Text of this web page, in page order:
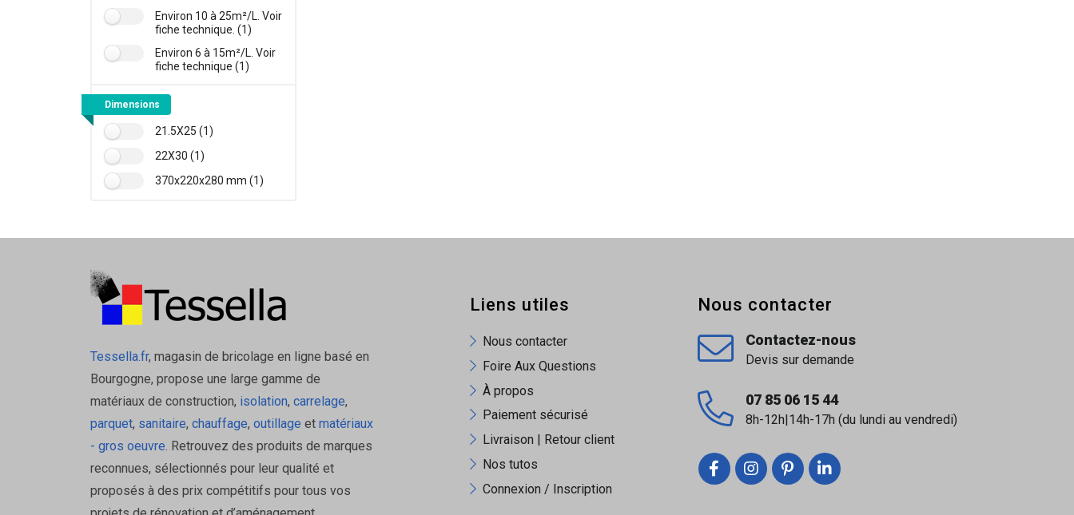
Environ 10 à 25m²/L. Voir
fiche technique. (1)
Environ 6 à 15m²/L. Voir
fiche technique (1)
Dimensions
21.5X25 (1)
22X30 (1)
370x220x280 mm (1)
Tessella.fr, magasin de bricolage en ligne basé en
Bourgogne, propose une large gamme de
matériaux de construction, isolation, carrelage,
parquet, sanitaire, chauffage, outillage et matériaux
- gros oeuvre. Retrouvez des produits de marques
reconnues, sélectionnés pour leur qualité et
proposés à des prix compétitifs pour tous vos
Liens utiles
Nous contacter
Foire Aux Questions
À propos
Paiement sécurisé
Livraison | Retour client
Nos tutos
Connexion / Inscription
Nous contacter
Contactez-nous
Devis sur demande
07 85 06 15 44
8h-12h|14h-17h (du lundi au vendredi)